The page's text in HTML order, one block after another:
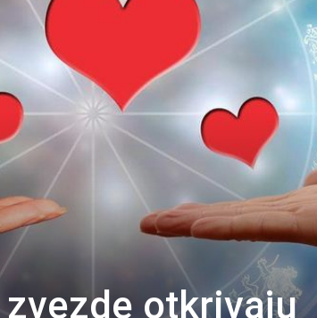
otkrivaju